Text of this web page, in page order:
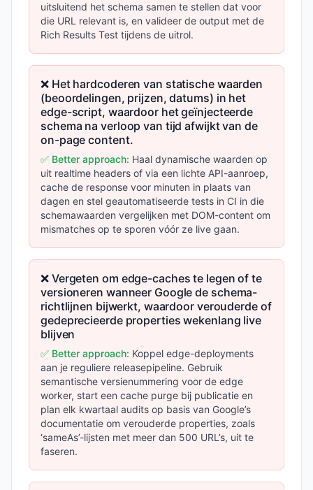
uitsluitend het schema samen te stellen dat voor
die URL relevant is, en valideer de output met de
Rich Results Test tijdens de uitrol.
❌ Het hardcoderen van statische waarden
(beoordelingen, prijzen, datums) in het
edge-script, waardoor het geïnjecteerde
schema na verloop van tijd afwijkt van de
on-page content.
✅ Better approach: Haal dynamische waarden op
uit realtime headers of via een lichte API-aanroep,
cache de response voor minuten in plaats van
dagen en stel geautomatiseerde tests in CI in die
schemawaarden vergelijken met DOM-content om
mismatches op te sporen vóór ze live gaan.
❌ Vergeten om edge-caches te legen of te
versioneren wanneer Google de schema-
richtlijnen bijwerkt, waardoor verouderde of
gedeprecieerde properties wekenlang live
blijven
✅ Better approach: Koppel edge-deployments
aan je reguliere releasepipeline. Gebruik
semantische versienummering voor de edge
worker, start een cache purge bij publicatie en
plan elk kwartaal audits op basis van Google’s
documentatie om verouderde properties, zoals
‘sameAs’-lijsten met meer dan 500 URL’s, uit te
faseren.